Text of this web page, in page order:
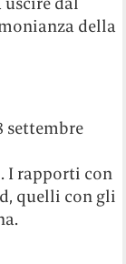
della
settembre
I rapporti con
quelli con gli